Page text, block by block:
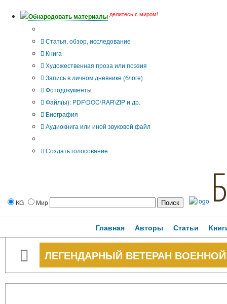
Обнародовать материалы делитесь с миром!
Статья, обзор, исследование
Книга
Художественная проза или поэзия
Запись в личном дневнике (блоге)
Фотодокументы
Файл(ы): PDF\DOC\RAR\ZIP и др.
Биография
Аудиокнига или иной звуковой файл
Создать голосование
KG Мир
Главная Авторы Статьи
ЛЕГЕНДАРНЫЙ ВЕТЕРАН